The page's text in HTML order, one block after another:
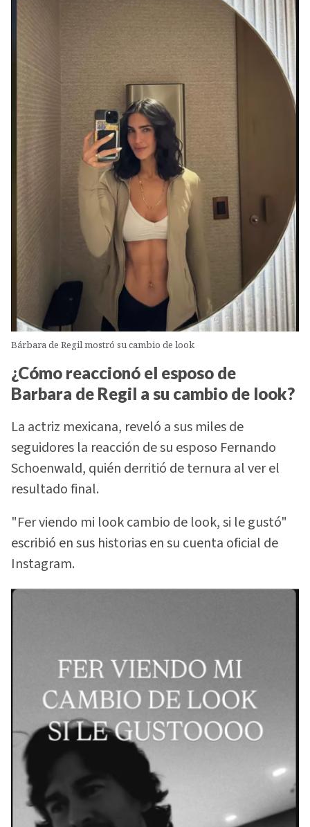
Bárbara de Regil mostró su cambio de look
¿Cómo reaccionó el esposo de
Barbara de Regil a su cambio de look?
La actriz mexicana, reveló a sus miles de
seguidores la reacción de su esposo Fernando
Schoenwald, quién derritió de ternura al ver el
resultado final.
"Fer viendo mi look cambio de look, si le gustó"
escribió en sus historias en su cuenta oficial de
Instagram.